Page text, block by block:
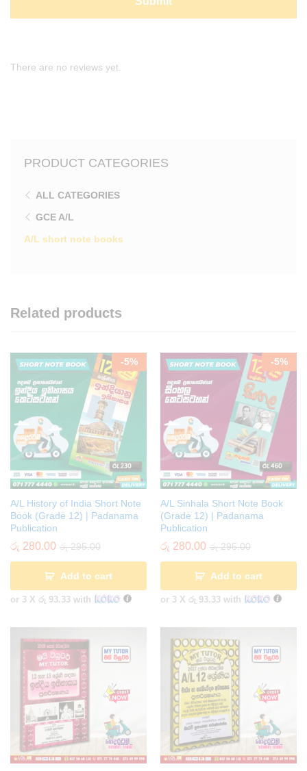
There are no reviews yet.
PRODUCT CATEGORIES
ALL CATEGORIES
GCE A/L
A/L short note books
Related products
-5%
A/L History of India Short Note
Book (Grade 12) | Padanama
Publication
රු 280.00 රු295.00
Add to cart
or 3 X රු 93.33 with
-5%
A/L Sinhala Short Note Book
(Grade 12) | Padanama
Publication
රු 280.00 රු295.00
Add to cart
or 3 X රු 93.33 with